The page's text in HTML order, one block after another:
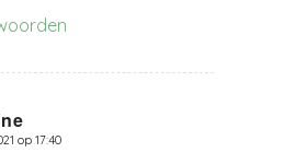
op 17:40